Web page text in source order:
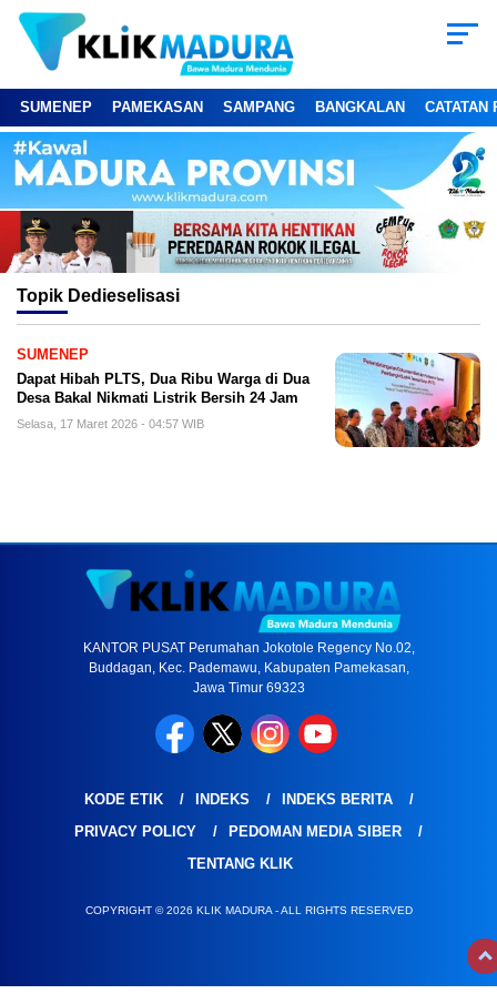
SUMENEP PAMEKASAN SAMPANG BANGKALAN CATATAN
Topik Dedieselisasi
SUMENEP
Dapat Hibah PLTS, Dua Ribu Warga di Dua
Desa Bakal Nikmati Listrik Bersih 24 Jam
Selasa, 17 Maret 2026 - 04:57 WIB
KANTOR PUSAT Perumahan Jokotole Regency No.02,
Buddagan, Kec. Pademawu, Kabupaten Pamekasan,
Jawa Timur 69323
KODE ETIK INDEKS
INDEKS BERITA
PRIVACY POLICY
PEDOMAN MEDIA SIBER
TENTANG KLIK
COPYRIGHT © 2026 KLIK MADURA - ALL RIGHTS RESERVED